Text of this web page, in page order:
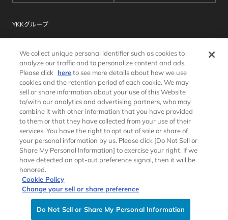
YKKグループ
サイトマップ
ウェブサイトのご利用条件
個人情報保護方針
クッキーポリシー
ソーシャルメディアポリシー
推奨環境
Copyright © YKK AP Global Website All rights reserved.
We collect unique personal identifier such as cookies to
analyze our traffic and to personalize content and ads.
Please click
hereto see more details about how we use
cookies and the retention period of each cookie. We may
sell or share information about your use of this Website
to/with our analytics and advertising partners, who may
combine it with other information that you have provided
to them or that they have collected from your use of their
services. You have the right to opt out of sale or share of
your personal information by us. Please click [Do Not Sell or
Share My Personal Information] to exercise your right. If we
have detected an opt-out preference signal, then it will be
honored.
Cookie Policy
Change your sell or share preference
Do Not Sell or Share My Personal Information